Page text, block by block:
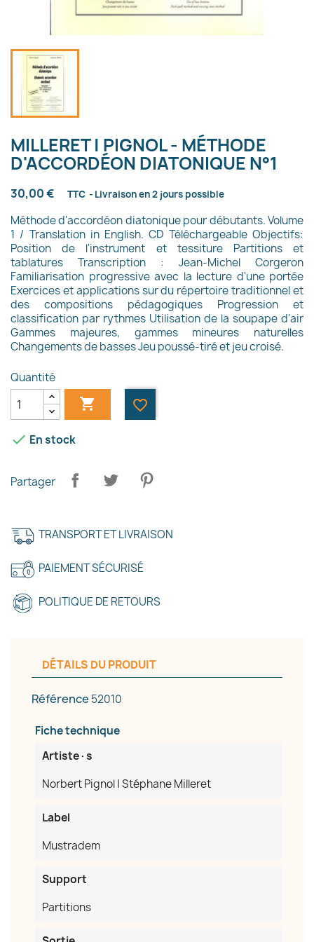
MILLERET | PIGNOL - MÉTHODE
D'ACCORDÉON DIATONIQUE N°1
30,00 € TTC Livraison en 2 jours possible
Méthode d'accordéon diatonique pour débutants. Volume
1 / Translation in English. CD Téléchargeable Objectifs:
Position de l'instrument et tessiture Partitions et
tablatures Transcription : Jean-Michel Corgeron
Familiarisation progressive avec la lecture d'une portée
Exercices et applications sur du répertoire traditionnel et
des compositions pédagogiques Progression et
classification par rythmes Utilisation de la soupape d'air
Gammes majeures, gammes mineures naturelles
Changements de basses Jeu poussé-tiré et jeu croisé.
Quantité
 favorite_border
 En stock
Partager
TRANSPORT ET LIVRAISON
PAIEMENT SÉCURISÉ
POLITIQUE DE RETOURS
DÉTAILS DU PRODUIT
Référence 52010
Fiche technique
Artiste·s
Norbert Pignol | Stéphane Milleret
Label
Mustradem
Support
Partitions